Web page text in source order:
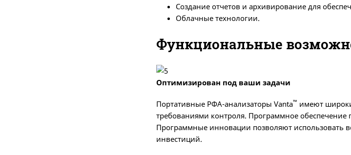
Создание отчетов и архивирование для
Облачные технологии.
Функциональные
Оптимизирован под ваши задачи
Портативные РФА-анализаторы Vanta™ имеют
требованиями контроля. Программное обеспечение
Программные инновации позволяют использовать
инвестиций.